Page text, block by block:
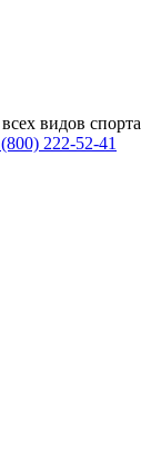
видов спорта
222-52-41